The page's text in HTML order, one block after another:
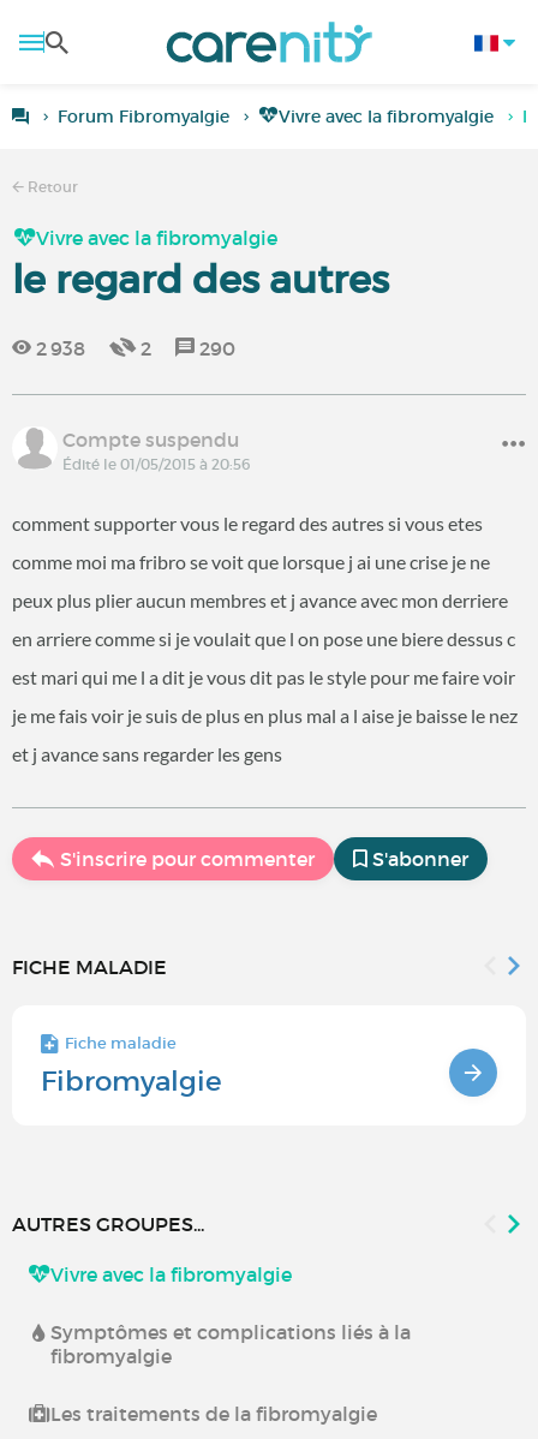
Forum Fibromyalgie Vivre avec la fibromyalgie
Retour
Vivre avec la fibromyalgie
le regard des autres
2 938 2 290
Compte suspendu
Édité le 01/05/2015 à 20:56
comment supporter vous le regard des autres si vous etes
comme moi ma fribro se voit que lorsque j ai une crise je ne
peux plus plier aucun membres et j avance avec mon derriere
en arriere comme si je voulait que l on pose une biere dessus c
est mari qui me l a dit je vous dit pas le style pour me faire voir
je me fais voir je suis de plus en plus mal a l aise je baisse le nez
et j avance sans regarder les gens
S'inscrire pour commenter S'abonner
FICHE MALADIE
Fiche maladie
Fibromyalgie
AUTRES GROUPES...
Vivre avec la fibromyalgie
Symptômes et complications liés à la
fibromyalgie
Les traitements de la fibromyalgie